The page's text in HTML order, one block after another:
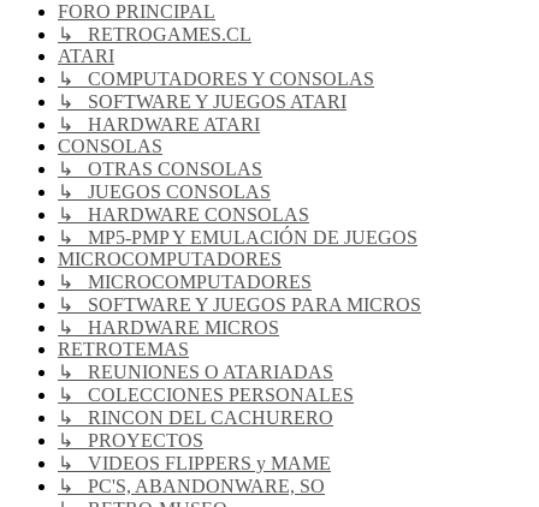
FORO PRINCIPAL
↳ RETROGAMES.CL
ATARI
↳ COMPUTADORES Y CONSOLAS
↳ SOFTWARE Y JUEGOS ATARI
↳ HARDWARE ATARI
CONSOLAS
↳ OTRAS CONSOLAS
↳ JUEGOS CONSOLAS
↳ HARDWARE CONSOLAS
↳ MP5-PMP Y EMULACIÓN DE JUEGOS
MICROCOMPUTADORES
↳ MICROCOMPUTADORES
↳ SOFTWARE Y JUEGOS PARA MICROS
↳ HARDWARE MICROS
RETROTEMAS
↳ REUNIONES O ATARIADAS
↳ COLECCIONES PERSONALES
↳ RINCON DEL CACHURERO
↳ PROYECTOS
↳ VIDEOS FLIPPERS y MAME
↳ PC'S, ABANDONWARE, SO